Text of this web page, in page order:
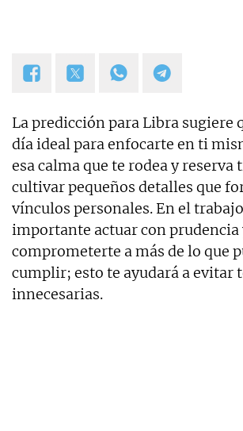
La predicción para Libra sugiere
día ideal para enfocarte en ti
esa calma que te rodea y reserva
cultivar pequeños detalles que
vínculos personales. En el
importante actuar con prudencia
comprometerte a más de lo que
cumplir; esto te ayudará a evitar
innecesarias.